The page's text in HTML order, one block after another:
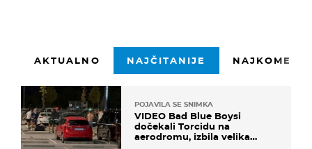
AKTUALNO NAJČITANIJE
POJAVILA SE SNIMKA
VIDEO Bad Blue Boysi
dočekali Torcidu na
aerodromu, izbila velika